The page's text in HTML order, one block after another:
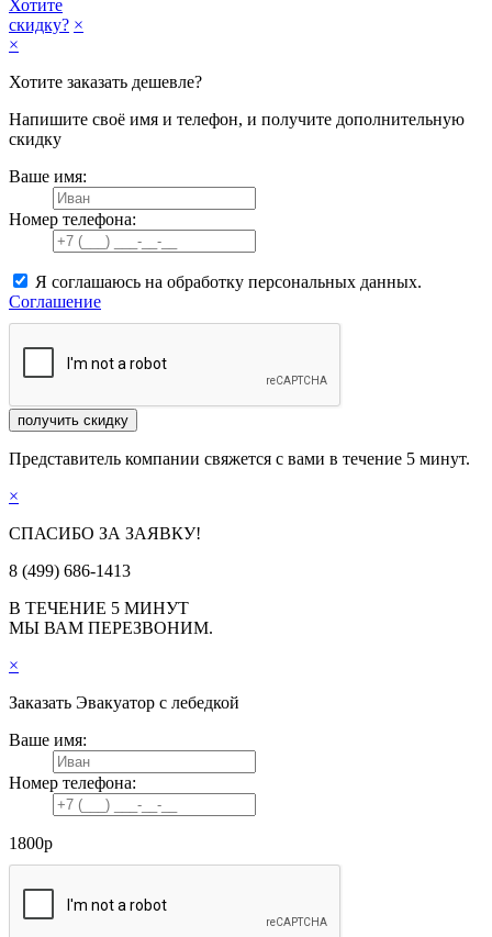
Хотите
скидку? ×
×
Хотите заказать дешевле?
Напишите своё имя и телефон, и получите дополнительную
скидку
Ваше имя:
Номер телефона:
Я соглашаюсь на обработку персональных данных.
Соглашение
получить скидку
Представитель компании свяжется с вами в течение 5 минут.
×
СПАСИБО ЗА ЗАЯВКУ!
8 (499) 686-1413
В ТЕЧЕНИЕ 5 МИНУТ
МЫ ВАМ ПЕРЕЗВОНИМ.
×
Заказать Эвакуатор с лебедкой
Ваше имя:
Номер телефона:
1800р